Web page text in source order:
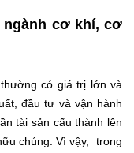
ngành cơ khí, cơ
có giá trị lớn và
đầu tư và vận hành
tài sản cấu thành lên
chúng. Vì vậy, trong